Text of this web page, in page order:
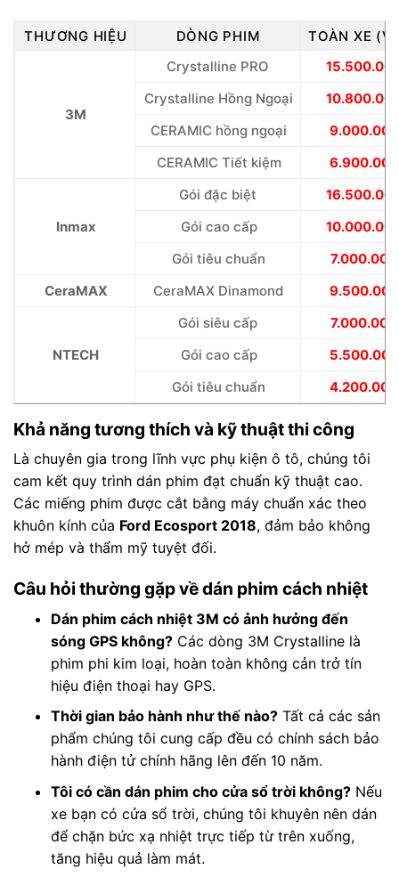
THƯƠNG HIỆU DÒNG PHIM TOÀN XE
3M
Crystalline PRO
Crystalline Hồng Ngoại
CERAMIC hồng ngoại
9.000.000
CERAMIC Tiết kiệm
6.900.000
Inmax
Gói đặc biệt
Gói cao cấp
Gói tiêu chuẩn
7.000.000
CeraMAX
CeraMAX Dinamond 9.500.000
NTECH
Gói siêu cấp
7.000.000
Gói cao cấp
5.500.000
Gói tiêu chuẩn
4.200.000
Khả năng tương thích và kỹ thuật thi công
Là chuyên gia trong lĩnh vực phụ kiện ô tô, chúng tôi
cam kết quy trình dán phim đạt chuẩn kỹ thuật cao.
Các miếng phim được cắt bằng máy chuẩn xác theo
khuôn kính của Ford Ecosport 2018, đảm bảo không
hở mép và thẩm mỹ tuyệt đối.
Câu hỏi thường gặp về dán phim cách nhiệt
Dán phim cách nhiệt 3M có ảnh hưởng đến
sóng GPS không?Các dòng 3M Crystalline là
phim phi kim loại, hoàn toàn không cản trở tín
hiệu điện thoại hay GPS.
Thời gian bảo hành như thế nào?Tất cả các sản
phẩm chúng tôi cung cấp đều có chính sách bảo
hành điện tử chính hãng lên đến 10 năm.
Tôi có cần dán phim cho cửa sổ trời không?Nếu
xe bạn có cửa sổ trời, chúng tôi khuyên nên dán
để chặn bức xạ nhiệt trực tiếp từ trên xuống,
tăng hiệu quả làm mát.